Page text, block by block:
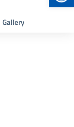
Gallery